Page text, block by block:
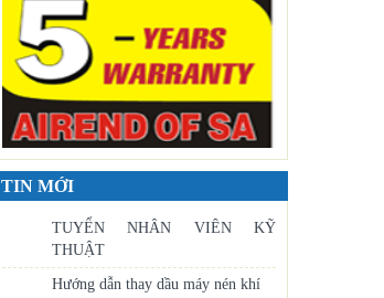
TIN MỚI
TUYỂN NHÂN VIÊN KỸ
THUẬT
Hướng dẫn thay dầu máy nén khí